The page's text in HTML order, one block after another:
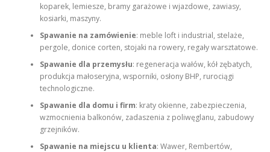
koparek, lemiesze, bramy garażowe i wjazdowe, zawiasy,
kosiarki, maszyny.
Spawanie na zamówienie: meble loft i industrial, stelaże,
pergole, donice corten, stojaki na rowery, regały warsztatowe.
Spawanie dla przemysłu: regeneracja wałów, kół zębatych,
produkcja małoseryjna, wsporniki, osłony BHP, rurociągi
technologiczne.
Spawanie dla domu i firm: kraty okienne, zabezpieczenia,
wzmocnienia balkonów, zadaszenia z poliwęglanu, zabudowy
grzejników.
Spawanie na miejscu u klienta: Wawer, Rembertów,